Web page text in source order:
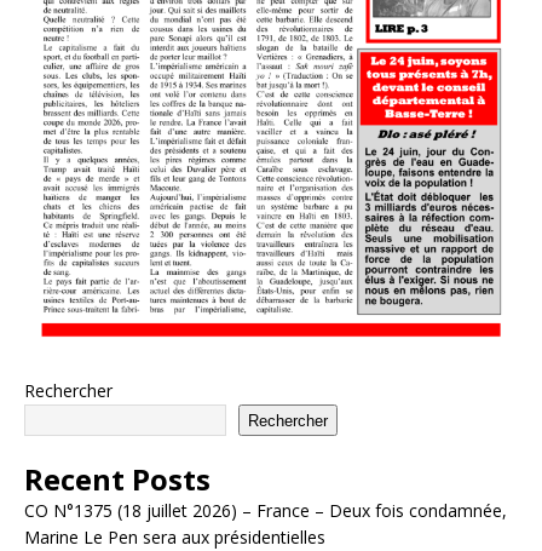
Rechercher
Rechercher
Recent Posts
CO N°1375 (18 juillet 2026) – France – Deux fois condamnée,
Marine Le Pen sera aux présidentielles